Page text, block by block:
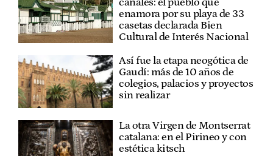
enamora por su playa de 33
casetas declarada Bien
Cultural de Interés Nacional
Así fue la etapa neogótica de
Gaudí: más de 10 años de
colegios, palacios y proyectos
sin realizar
La otra Virgen de Montserrat
catalana: en el Pirineo y con
estética kitsch